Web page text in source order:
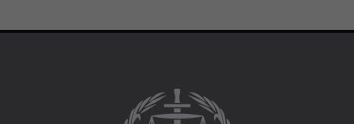
Al compartir tus
aumentas la